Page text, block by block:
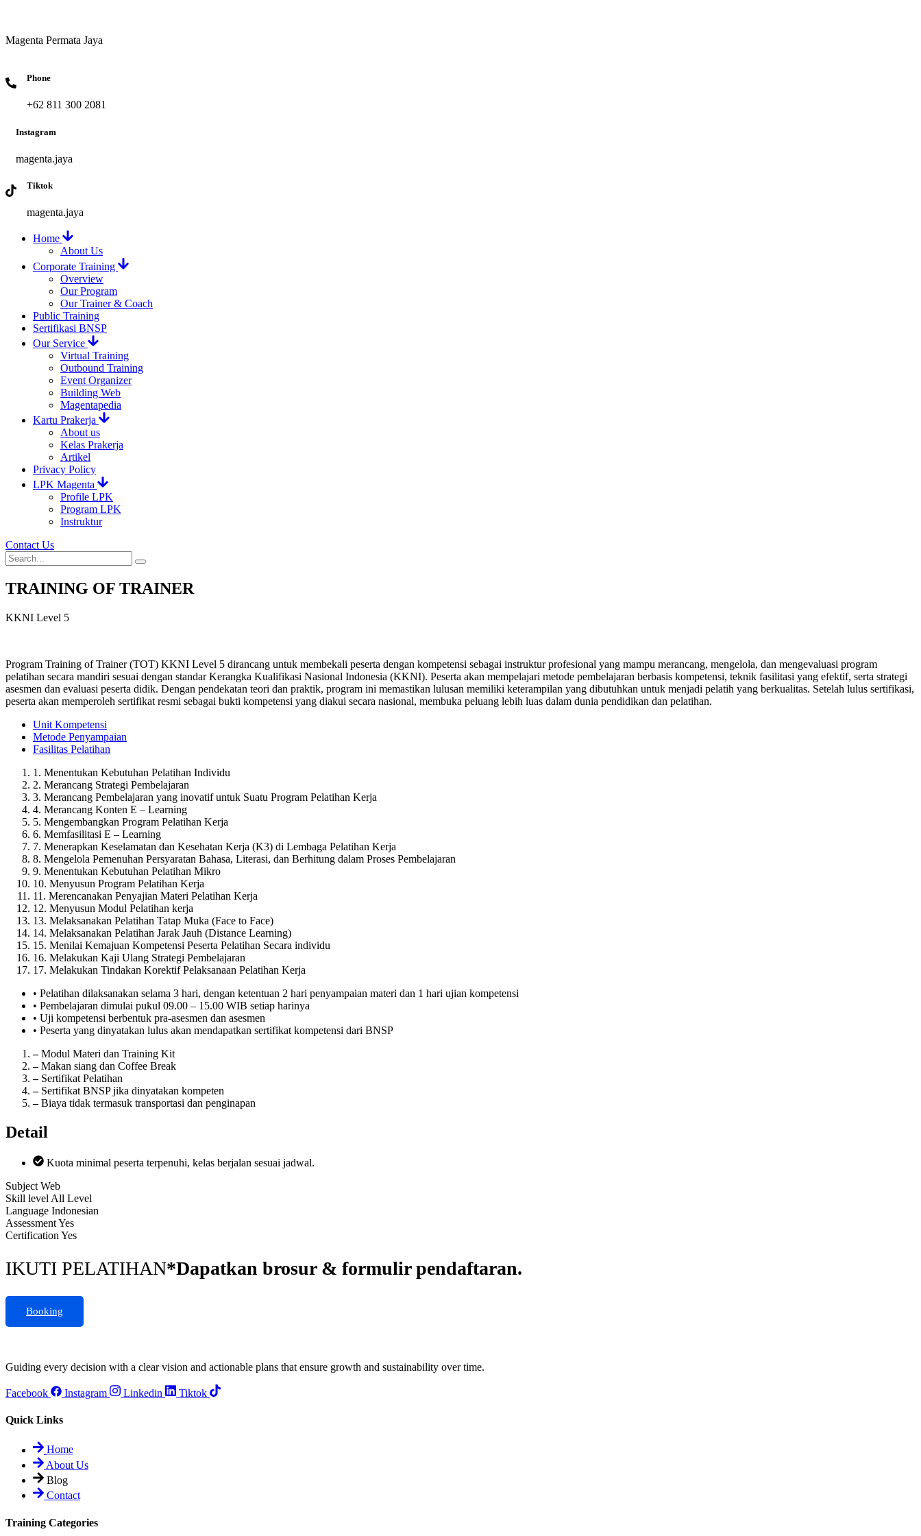
Magenta Permata Jaya
Phone
+62 811 300 2081
Instagram
magenta.jaya
Tiktok
magenta.jaya
Home
About Us
Corporate Training
Overview
Our Program
Our Trainer & Coach
Public Training
Sertifikasi BNSP
Our Service
Virtual Training
Outbound Training
Event Organizer
Building Web
Magentapedia
Kartu Prakerja
About us
Kelas Prakerja
Artikel
Privacy Policy
LPK Magenta
Profile LPK
Program LPK
Instruktur
Contact Us
TRAINING OF TRAINER
KKNI Level 5
Program Training of Trainer (TOT) KKNI Level 5 dirancang untuk membekali peserta dengan kompetensi sebagai instruktur profesional yang mampu merancang, mengelola, dan mengevaluasi program
pelatihan secara mandiri sesuai dengan standar Kerangka Kualifikasi Nasional Indonesia (KKNI). Peserta akan mempelajari metode pembelajaran berbasis kompetensi, teknik fasilitasi yang efektif, serta strategi
asesmen dan evaluasi peserta didik. Dengan pendekatan teori dan praktik, program ini memastikan lulusan memiliki keterampilan yang dibutuhkan untuk menjadi pelatih yang berkualitas. Setelah lulus sertifikasi,
peserta akan memperoleh sertifikat resmi sebagai bukti kompetensi yang diakui secara nasional, membuka peluang lebih luas dalam dunia pendidikan dan pelatihan.
Unit Kompetensi
Metode Penyampaian
Fasilitas Pelatihan
1. Menentukan Kebutuhan Pelatihan Individu
2. Merancang Strategi Pembelajaran
3. Merancang Pembelajaran yang inovatif untuk Suatu Program Pelatihan Kerja
4. Merancang Konten E – Learning
5. Mengembangkan Program Pelatihan Kerja
6. Memfasilitasi E – Learning
7. Menerapkan Keselamatan dan Kesehatan Kerja (K3) di Lembaga Pelatihan Kerja
8. Mengelola Pemenuhan Persyaratan Bahasa, Literasi, dan Berhitung dalam Proses Pembelajaran
9. Menentukan Kebutuhan Pelatihan Mikro
10. Menyusun Program Pelatihan Kerja
11. Merencanakan Penyajian Materi Pelatihan Kerja
12. Menyusun Modul Pelatihan kerja
13. Melaksanakan Pelatihan Tatap Muka (Face to Face)
14. Melaksanakan Pelatihan Jarak Jauh (Distance Learning)
15. Menilai Kemajuan Kompetensi Peserta Pelatihan Secara individu
16. Melakukan Kaji Ulang Strategi Pembelajaran
17. Melakukan Tindakan Korektif Pelaksanaan Pelatihan Kerja
• Pelatihan dilaksanakan selama 3 hari, dengan ketentuan 2 hari penyampaian materi dan 1 hari ujian kompetensi
• Pembelajaran dimulai pukul 09.00 – 15.00 WIB setiap harinya
• Uji kompetensi berbentuk pra-asesmen dan asesmen
• Peserta yang dinyatakan lulus akan mendapatkan sertifikat kompetensi dari BNSP
–Modul Materi dan Training Kit
–Makan siang dan Coffee Break
–Sertifikat Pelatihan
–Sertifikat BNSP jika dinyatakan kompeten
–Biaya tidak termasuk transportasi dan penginapan
Detail
Kuota minimal peserta terpenuhi, kelas berjalan sesuai jadwal.
Subject Web
Skill level All Level
Language Indonesian
AssessmentYes
Certification Yes
IKUTI PELATIHAN*Dapatkan brosur & formulir pendaftaran.
Booking
Guiding every decision with a clear vision and actionable plans that ensure growth and sustainability over time.
Facebook Instagram Linkedin Tiktok
Quick Links
Home
About Us
Blog
Contact
Training Categories